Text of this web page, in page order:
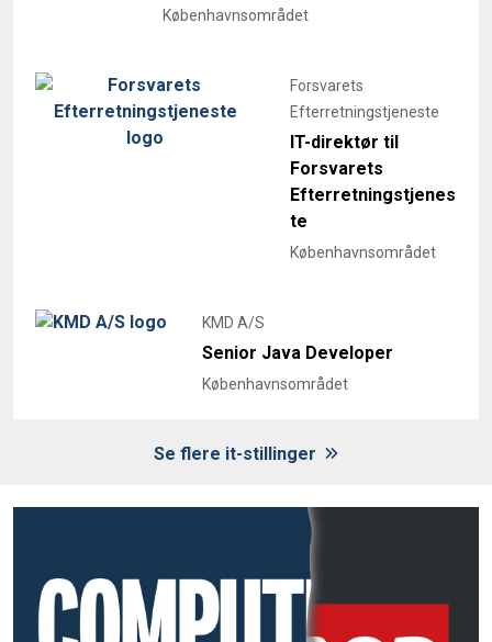
Københavnsområdet
Forsvarets
Efterretningstjeneste
IT-direktør til
Forsvarets
Efterretningstjenes
te
Københavnsområdet
KMD A/S
Senior Java Developer
Københavnsområdet
Se flere it-stillinger